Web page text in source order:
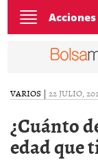
Toggle
navigation
VARIOS | 22 JULIO,
¿Cuánto
edad que